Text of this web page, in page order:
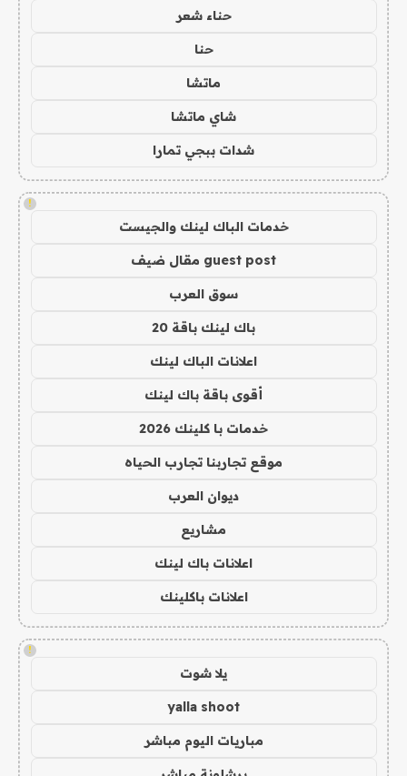
حناء شعر
حنا
ماتشا
شاي ماتشا
شدات ببجي تمارا
!
خدمات الباك لينك والجيست
guest post مقال ضيف
سوق العرب
باك لينك باقة 20
اعلانات الباك لينك
أقوى باقة باك لينك
خدمات با كلينك 2026
موقع تجاربنا تجارب الحياه
ديوان العرب
مشاريع
اعلانات باك لينك
اعلانات باكلينك
!
يلا شوت
yalla shoot
مباريات اليوم مباشر